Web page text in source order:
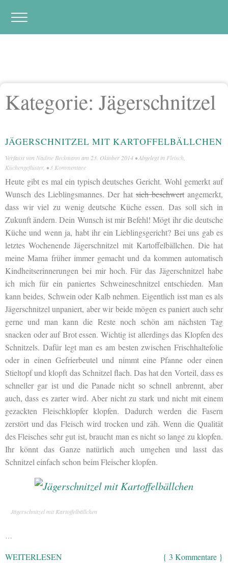
Kategorie: Jägerschnitzel
JÄGERSCHNITZEL MIT KARTOFFELBÄLLCHEN
Verfasst von Nadine Beckmann am 23. Oktober 2014 • Abgelegt in Fleisch
Küchengeflüster, • 3 Kommentare
Heute gibt es mal ein typisch deutsches Gericht. Wohl gemerkt auf
Wunsch des Lieblingsmannes. Der hatsich beschwertangemerkt,
dass wir viel zu wenig deutsche Küche essen. Das soll sich in
Zukunft ändern. Dein Wunsch ist mir Befehl! Mögt ihr die deutsche
Küche und wenn ja, habt ihr ein Lieblingsgericht? Bei uns gab es
letztes Wochenende Jägerschnitzel mit Kartoffelbällchen. Die hat
meine Mama früher immer gemacht und da kommen automatisch
Kindheitserinnerungen bei mir hoch. Für das Jägerschnitzel habe
ich mich für ein paniertes Schweineschnitzel entschieden. Man
kann beides, Schwein oder Kalb nehmen. Eigentlich isst man es als
Jägerschnitzel unpaniert, aber wir beide mögen es paniert auch sehr
gerne und man kann die Reste noch schön am nächsten Tag
snacken oder auf Brot essen. Wichtig ist allerdings das Klopfen des
Schnitzels. Dafür legt man es am besten zwischen Frischhaltefolie
oder in einen Gefrierbeutel und nimmt eine Pfanne oder einen
Stieltopf und klopft das Schnitzel flach. Das hat den Vorteil, dass es
schneller gar ist und die Panade nicht so schnell anbrennt, aber
auch, dass es zarter wird. Aber nicht zu stark und nicht mit einem
gezackten Fleischklopfer klopfen. Dadurch werden die Fasern
zerstört und das Fleisch wird trocken und zäh. Wenn die Qualität
des Fleisches sehr gut ist, braucht man es nicht so lange zu klopfen.
Ihr könnt das Ganze natürlich auch umgehen und lasst das
Schnitzel einfach schon beim Fleischer klopfen.
Jägerschnitzel mit Kartoffelbällchen
…
WEITERLESEN { 3 Kommentare }